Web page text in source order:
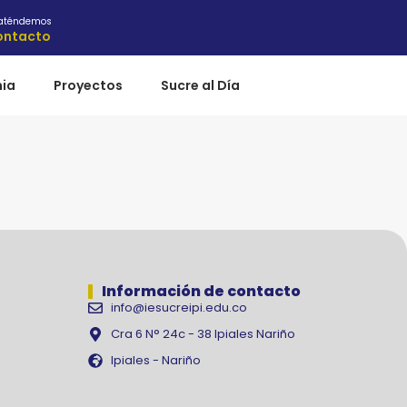
Proyectos Sucre al Día
Información de contacto
info@iesucreipi.edu.co
Cra 6 N° 24c - 38 Ipiales Nariño
Ipiales - Nariño